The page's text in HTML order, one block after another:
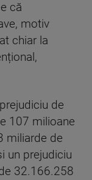
că
motiv
chiar la
de
107 milioane
miliarde de
un prejudiciu
32.166.258